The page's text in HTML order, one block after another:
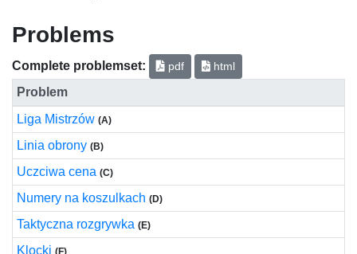
Problems
Complete problemset: pdf html
Problem
Liga Mistrzów (A)
Linia obrony (B)
Uczciwa cena (C)
Numery na koszulkach (D)
Taktyczna rozgrywka (E)
Klocki (F)